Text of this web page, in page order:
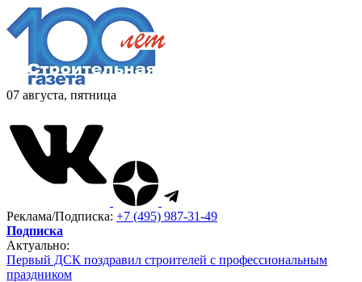
07 августа, пятница
Реклама/Подписка: +7 (495) 987-31-49
Подписка
Актуально:
Первый ДСК поздравил строителей с профессиональным
праздником